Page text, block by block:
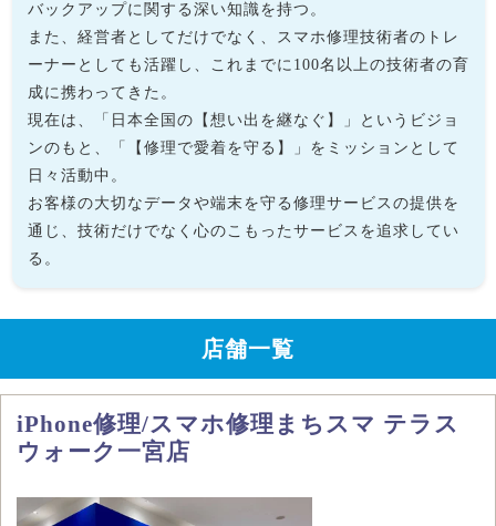
バックアップに関する深い知識を持つ。
また、経営者としてだけでなく、スマホ修理技術者のトレ
ーナーとしても活躍し、これまでに100名以上の技術者の育
成に携わってきた。
現在は、「日本全国の【想い出を継なぐ】」というビジョ
ンのもと、「【修理で愛着を守る】」をミッションとして
日々活動中。
お客様の大切なデータや端末を守る修理サービスの提供を
通じ、技術だけでなく心のこもったサービスを追求してい
る。
店舗一覧
iPhone修理/スマホ修理まちスマ テラス
ウォーク一宮店